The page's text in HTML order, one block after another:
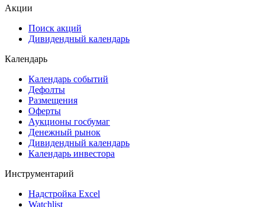
Акции
Поиск акций
Дивидендный календарь
Календарь
Календарь событий
Дефолты
Размещения
Оферты
Аукционы госбумаг
Денежный рынок
Дивидендный календарь
Календарь инвестора
Инструментарий
Надстройка Excel
Watchlist